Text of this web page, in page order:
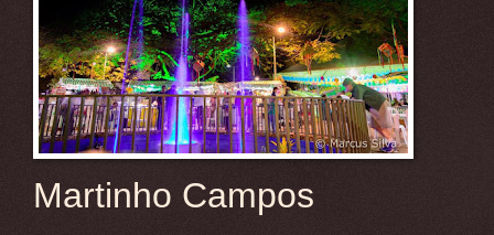
Martinho Campos